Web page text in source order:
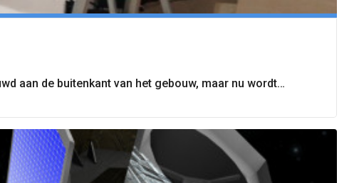
aan de buitenkant van het gebouw, maar nu wordt…